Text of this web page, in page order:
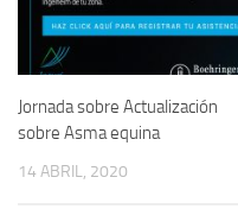
Jornada sobre Actualización
sobre Asma equina
14 ABRIL, 2020